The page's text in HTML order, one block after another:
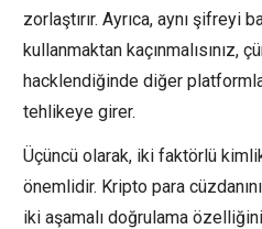
zorlaştırır. Ayrıca, aynı şifreyi
kullanmaktan kaçınmalısınız,
hacklendiğinde diğer
tehlikeye girer.
Üçüncü olarak, iki faktörlü
önemlidir. Kripto para
iki aşamalı doğrulama